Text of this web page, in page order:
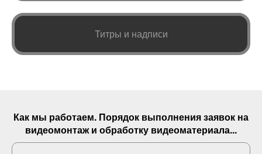
Титры и надписи
Как мы работаем. Порядок выполнениязаявок на
видеомонтаж и обработку видеоматериала...